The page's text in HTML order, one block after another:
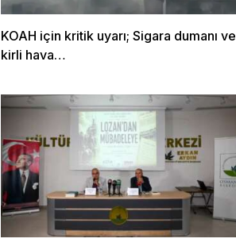
KOAH için kritik uyarı; Sigara dumanı ve
kirli hava…